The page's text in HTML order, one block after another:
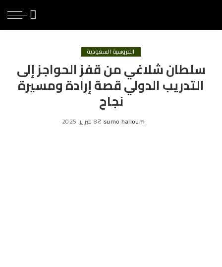
الفروسية السعودية
سلطان شلاغي من قفز الحواجز إلى
التدريب الدولي قصة إرادة ومسيرة
نجاح
Posted
sumo halloum 8 فبراير، 2025